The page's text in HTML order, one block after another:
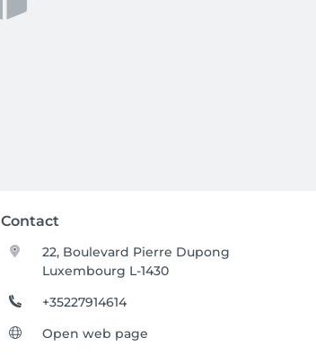
Contact
22, Boulevard Pierre Dupong
Luxembourg L-1430
+35227914614
Open web page